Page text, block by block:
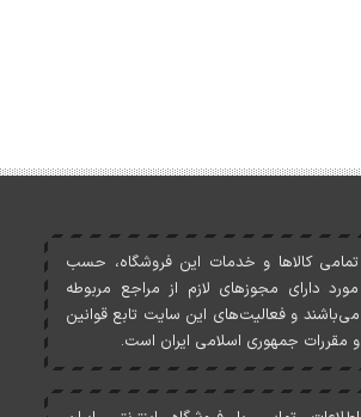
تمامی کالاها و خدمات اين فروشگاه، حسب
مورد دارای مجوزهای لازم از مراجع مربوطه
می‌باشند و فعاليت‌های اين سايت تابع قوانين
و مقررات جمهوری اسلامی ايران است.